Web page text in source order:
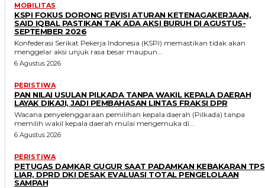
MOBILITAS
KSPI FOKUS DORONG REVISI ATURAN KETENAGAKERJAAN,
SAID IQBAL PASTIKAN TAK ADA AKSI BURUH DI AGUSTUS-
SEPTEMBER 2026
Konfederasi Serikat Pekerja Indonesia (KSPI) memastikan tidak akan
menggelar aksi unjuk rasa besar maupun...
6 Agustus 2026
PERISTIWA
PAN NILAI USULAN PILKADA TANPA WAKIL KEPALA DAERAH
LAYAK DIKAJI, JADI PEMBAHASAN LINTAS FRAKSI DPR
Wacana penyelenggaraan pemilihan kepala daerah (Pilkada) tanpa
memilih wakil kepala daerah mulai mengemuka di...
6 Agustus 2026
PERISTIWA
PETUGAS DAMKAR GUGUR SAAT PADAMKAN KEBAKARAN TPS
LIAR, DPRD DKI DESAK EVALUASI TOTAL PENGELOLAAN
SAMPAH